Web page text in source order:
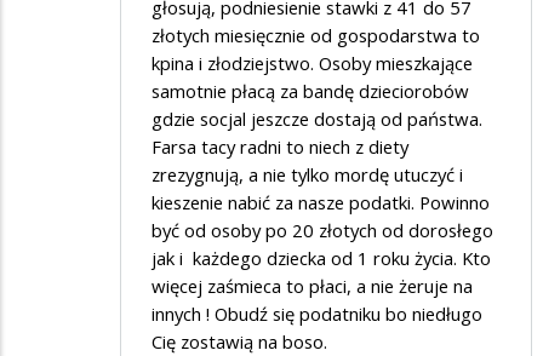
głosują, podniesienie stawki z 41 do 57
złotych miesięcznie od gospodarstwa to
kpina i złodziejstwo. Osoby mieszkające
samotnie płacą za bandę dzieciorobów
gdzie socjal jeszcze dostają od państwa.
Farsa tacy radni to niech z diety
zrezygnują, a nie tylko mordę utuczyć i
kieszenie nabić za nasze podatki. Powinno
być od osoby po 20 złotych od dorosłego
jak i każdego dziecka od 1 roku życia. Kto
więcej zaśmieca to płaci, a nie żeruje na
innych ! Obudź się podatniku bo niedługo
Cię zostawią na boso.